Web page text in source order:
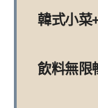
韓式小菜
飲料無限